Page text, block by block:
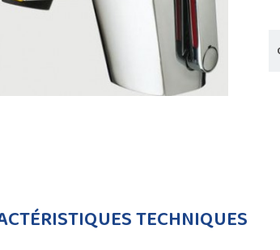
TECHNIQUES